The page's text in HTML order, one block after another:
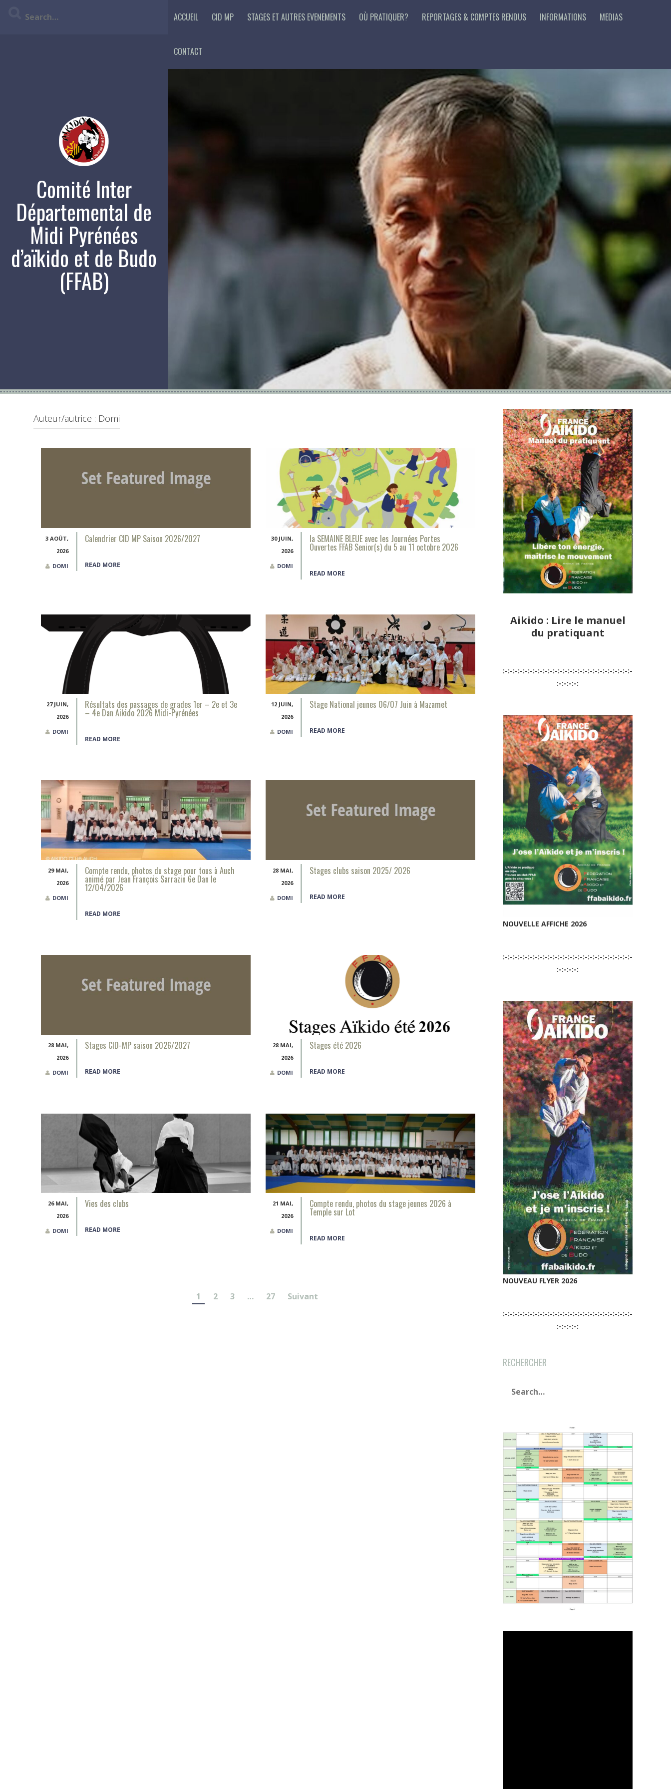
ACCUEIL CID MP STAGES ET AUTRES EVENEMENTS OÙ PRATIQUER? REPORTAGES & COMPTES RENDUS INFORMATIONS MEDIAS
CONTACT
Comité Inter
Départemental de
Midi Pyrénées
d’aïkido et de Budo
(FFAB)
Auteur/autrice : Domi
3 AOÛT,
2026
DOMI
Calendrier CID MP Saison 2026/2027
READ MORE
30 JUIN,
2026
DOMI
la SEMAINE BLEUE avec les Journées Portes
Ouvertes FFAB Senior(s) du 5 au 11 octobre 2026
READ MORE
27 JUIN,
2026
DOMI
Résultats des passages de grades 1er – 2e et 3e
– 4e Dan Aikido 2026 Midi-Pyrénées
READ MORE
12 JUIN,
2026
DOMI
Stage National jeunes 06/07 Juin à Mazamet
READ MORE
29 MAI,
2026
DOMI
Compte rendu, photos du stage pour tous à Auch
animé par Jean François Sarrazin 6e Dan le
12/04/2026
READ MORE
28 MAI,
2026
DOMI
Stages clubs saison 2025/ 2026
READ MORE
28 MAI,
2026
DOMI
Stages CID-MP saison 2026/2027
READ MORE
28 MAI,
2026
DOMI
Stages été 2026
READ MORE
26 MAI,
2026
DOMI
Vies des clubs
READ MORE
21 MAI,
2026
DOMI
Compte rendu, photos du stage jeunes 2026 à
Temple sur Lot
READ MORE
1 2 3 … 27 Suivant
Aikido : Lire le manuel
du pratiquant
:-:-:-:-:-:-:-:-:-:-:-:-:-:-:-:-:-:-:-:-:-:-:-:-:-:-
:-:-:-:-:
NOUVELLE AFFICHE 2026
:-:-:-:-:-:-:-:-:-:-:-:-:-:-:-:-:-:-:-:-:-:-:-:-:-:-
:-:-:-:-:
NOUVEAU FLYER 2026
:-:-:-:-:-:-:-:-:-:-:-:-:-:-:-:-:-:-:-:-:-:-:-:-:-:-
:-:-:-:-:
RECHERCHER